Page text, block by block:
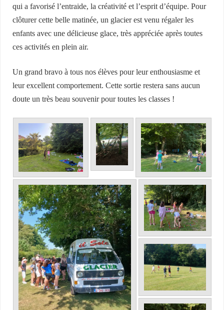
qui a favorisé l’entraide, la créativité et l’esprit d’équipe. Pour
clôturer cette belle matinée, un glacier est venu régaler les
enfants avec une délicieuse glace, très appréciée après toutes
ces activités en plein air.
Un grand bravo à tous nos élèves pour leur enthousiasme et
leur excellent comportement. Cette sortie restera sans aucun
doute un très beau souvenir pour toutes les classes !